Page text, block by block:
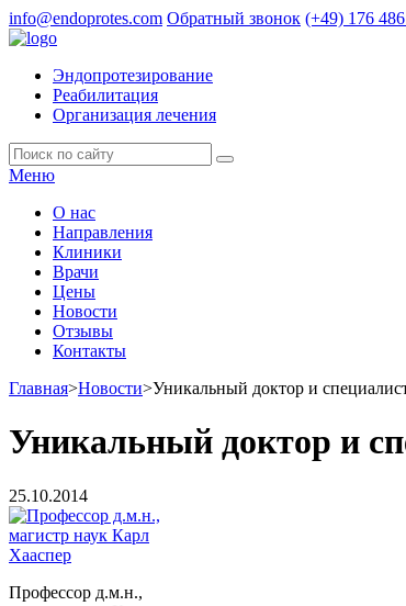
info@endoprotes.com Обратный звонок (+49) 176
Эндопротезирование
Реабилитация
Организация лечения
Меню
О нас
Направления
Клиники
Врачи
Цены
Новости
Отзывы
Контакты
Главная>Новости>Уникальный доктор и
Уникальный доктор и
25.10.2014
Профессор д.м.н.,